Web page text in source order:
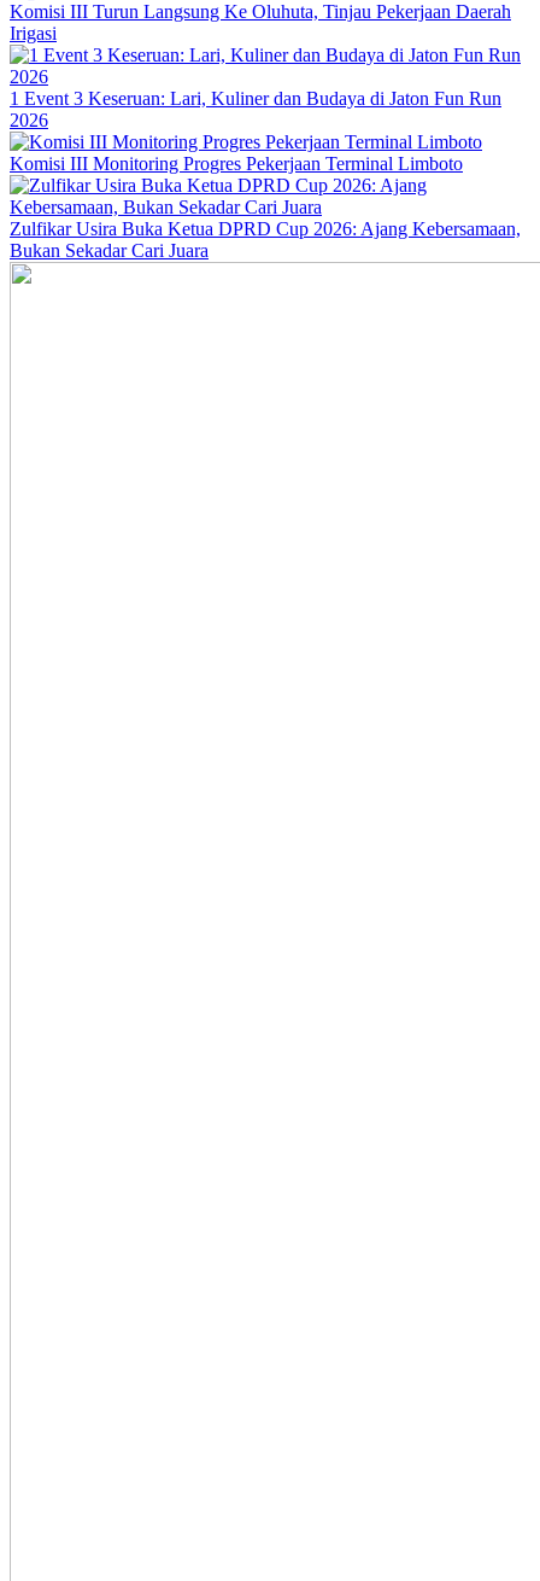
Komisi III Turun Langsung Ke Oluhuta, Tinjau Pekerjaan Daerah
Irigasi
1 Event 3 Keseruan: Lari, Kuliner dan Budaya di Jaton Fun Run
2026
Komisi III Monitoring Progres Pekerjaan Terminal Limboto
Zulfikar Usira Buka Ketua DPRD Cup 2026: Ajang Kebersamaan,
Bukan Sekadar Cari Juara